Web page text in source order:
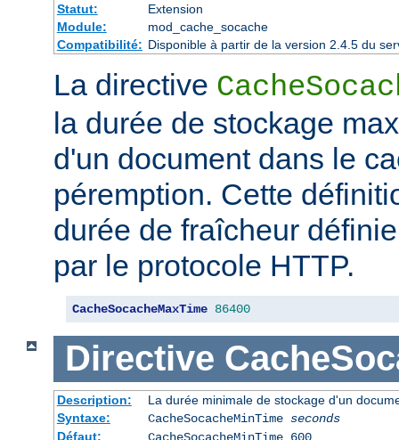
Statut:
Extension
Module:
mod_cache_socache
Compatibilité: Disponible à partir de la version 2.4.5 du
La directive
la durée de stockage
d'un document dans le
péremption. Cette
durée de fraîcheur
par le protocole HTTP.
CacheSocacheMaxTime 86400
Directive
Description:
La durée minimale de stockage d'un
Syntaxe:
CacheSocacheMinTime seconds
Défaut: